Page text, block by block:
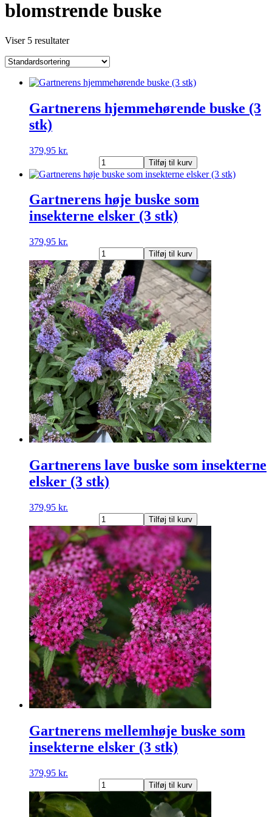
blomstrende buske
Viser 5 resultater
Gartnerens hjemmehørende buske (3
stk)
379,95 kr.
Gartnerens
hjemmehørende
(3
stk)
antal
Tilføj til kurv
Gartnerens høje buske som
insekterne elsker (3 stk)
379,95 kr.
Gartnerens
høje
buske
som
insekterne
elsker
(3
stk)
antal
Tilføj til kurv
Gartnerens lave buske som insekterne
elsker (3 stk)
379,95 kr.
Gartnerens
lave
buske
som
insekterne
elsker
(3
stk)
antal
Tilføj til kurv
Gartnerens mellemhøje buske som
insekterne elsker (3 stk)
379,95 kr.
Gartnerens
mellemhøje
buske
Tilføj til kurv